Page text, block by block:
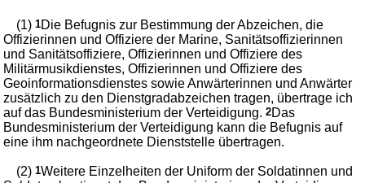
(1)1Die Befugnis zur Bestimmung der Abzeichen, die
Offizierinnen und Offiziere der Marine, Sanitätsoffizierinnen
und Sanitätsoffiziere, Offizierinnen und Offiziere des
Militärmusikdienstes, Offizierinnen und Offiziere des
Geoinformationsdienstes sowie Anwärterinnen und Anwärter
zusätzlich zu den Dienstgradabzeichen tragen, übertrage ich
auf das Bundesministerium der Verteidigung.2Das
Bundesministerium der Verteidigung kann die Befugnis auf
eine ihm nachgeordnete Dienststelle übertragen.
(2)1Weitere Einzelheiten der Uniform der Soldatinnen und